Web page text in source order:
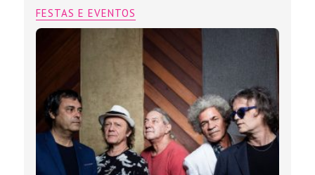
FESTAS E EVENTOS